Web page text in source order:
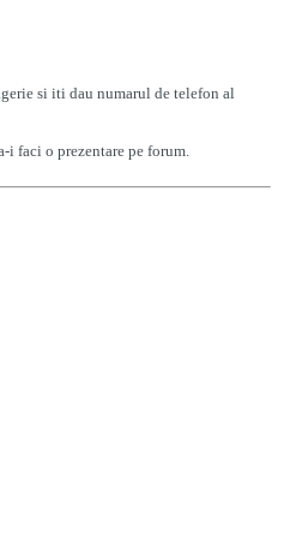
si iti dau numarul de telefon al
i faci o prezentare pe forum.